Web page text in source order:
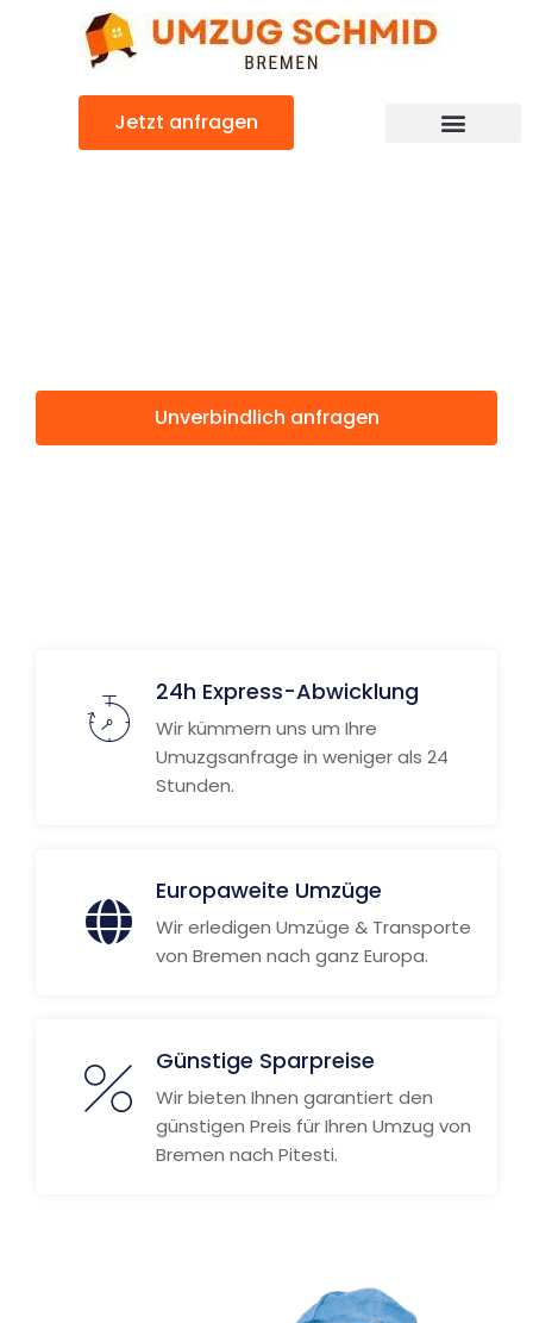
Jetzt anfragen
Unverbindlich anfragen
24h Express-Abwicklung
Wir kümmern uns um Ihre
Umuzgsanfrage in weniger als 24
Stunden.
Europaweite Umzüge
Wir erledigen Umzüge & Transporte
von Bremen nach ganz Europa.
Günstige Sparpreise
Wir bieten Ihnen garantiert den
günstigen Preis für Ihren Umzug von
Bremen nach Pitesti.